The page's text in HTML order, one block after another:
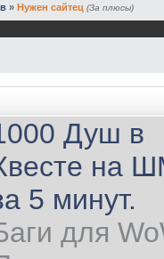
» Нужен сайтец (За плюсы)
Душ в
на
5 минут.
для